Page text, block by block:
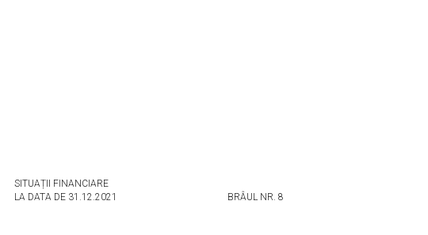
SITUAȚII FINANCIARE
LA DATA DE 31.12.2021
BRÂUL NR. 8